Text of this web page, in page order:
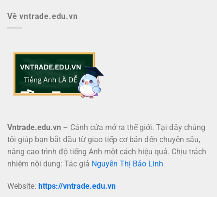
Về vntrade.edu.vn
Vntrade.edu.vn – Cánh cửa mở ra thế giới. Tại đây chúng
tôi giúp bạn bắt đầu từ giao tiếp cơ bản đến chuyên sâu,
nâng cao trình độ tiếng Anh một cách hiệu quả. Chịu trách
nhiệm nội dung: Tác giả Nguyễn Thị Bảo Linh
Website: https://vntrade.edu.vn